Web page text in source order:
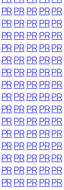
PRPRPRPRPR
PRPRPRPRPR
PRPRPRPRPR
PRPRPRPRPR
PRPRPRPRPR
PRPRPRPRPR
PRPRPRPRPR
PRPRPRPRPR
PRPRPRPRPR
PRPRPRPRPR
PRPRPRPRPR
PRPRPRPRPR
PRPRPRPRPR
PRPRPRPRPR
PRPRPRPRPR